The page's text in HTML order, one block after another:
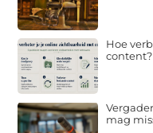
Hoe
content?
mag